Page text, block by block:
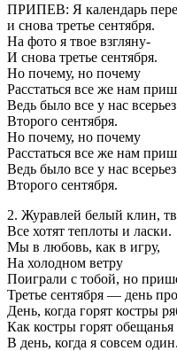
ПРИПЕВ: Я календарь
и снова третье сентября.
На фото я твое взгляну-
И снова третье сентября.
Но почему, но почему
Расстаться все же нам
Ведь было все у нас всерьез
Второго сентября.
Но почему, но почему
Расстаться все же нам
Ведь было все у нас всерьез
Второго сентября.
2. Журавлей белый клин,
Все хотят теплоты и ласки.
Мы в любовь, как в игру,
На холодном ветру
Поиграли с тобой, но
Третье сентября — день
День, когда горят костры
Как костры горят обещанья
В день, когда я совсем один.